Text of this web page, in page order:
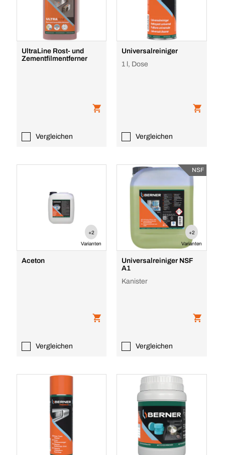
UltraLine Rost- und
Zementfilmentferner
Vergleichen
Universalreiniger
1 l, Dose
Vergleichen
+2
Varianten
Aceton
Vergleichen
NSF
+2
Varianten
Universalreiniger NSF
A1
Kanister
Vergleichen